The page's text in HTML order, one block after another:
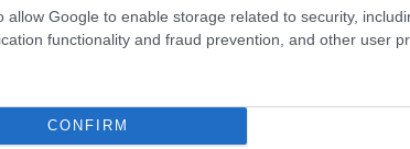
allow Google to enable storage related to security,
functionality and fraud prevention, and other user
CONFIRM